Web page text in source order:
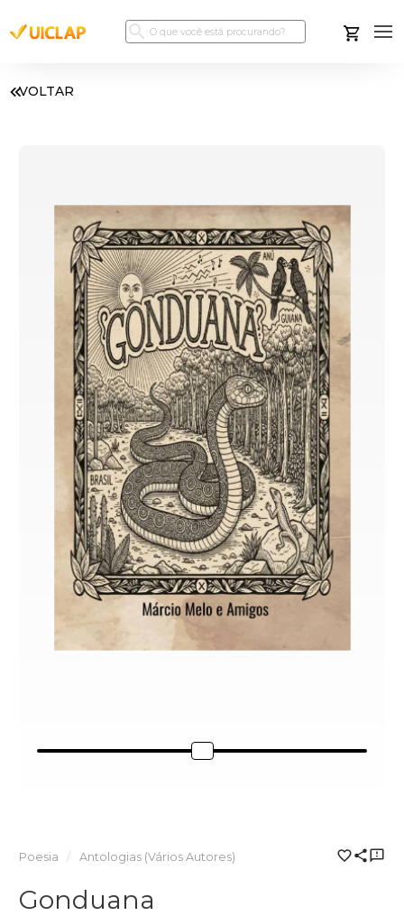
VOLTAR
Poesia Antologias (Vários Autores)
Gonduana